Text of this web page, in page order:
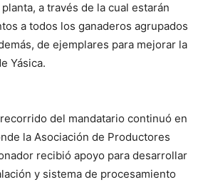
a través de la cual estarán
a todos los ganaderos agrupados
de ejemplares para mejorar la
Yásica.
del mandatario continuó en
la Asociación de Productores
recibió apoyo para desarrollar
y sistema de procesamiento